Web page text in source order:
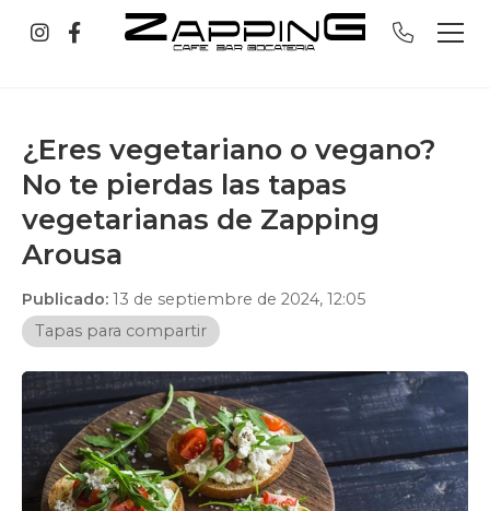
¿Eres vegetariano o vegano?
No te pierdas las tapas
vegetarianas de Zapping
Arousa
Publicado: 13 de septiembre de 2024, 12:05
Tapas para compartir